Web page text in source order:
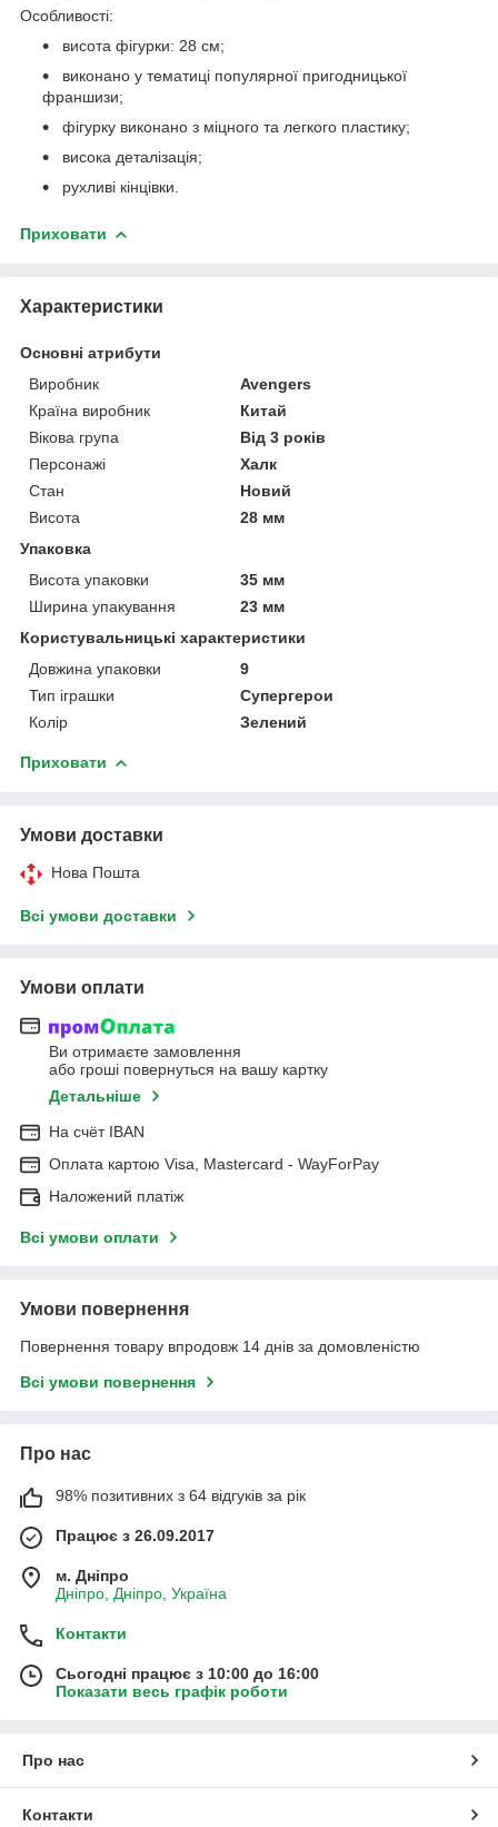
Особливості:
висота фігурки: 28 см;
виконано у тематиці популярної пригодницької
франшизи;
фігурку виконано з міцного та легкого пластику;
висока деталізація;
рухливі кінцівки.
Приховати
Характеристики
Основні атрибути
Виробник
Avengers
Країна виробник
Китай
Вікова група
Від 3 років
Персонажі
Халк
Стан
Новий
Висота
28 мм
Упаковка
Висота упаковки
35 мм
Ширина упакування
23 мм
Користувальницькі характеристики
Довжина упаковки
9
Тип іграшки
Супергерои
Колір
Зелений
Приховати
Умови доставки
Нова Пошта
Всі умови доставки
Умови оплати
Ви отримаєте замовлення
або гроші повернуться на вашу картку
Детальніше
На cчёт IBAN
Оплата картою Visa, Mastercard - WayForPay
Наложений платіж
Всі умови оплати
Умови повернення
Повернення товару впродовж 14 днів за домовленістю
Всі умови повернення
Про нас
98% позитивних з 64 відгуків за рік
Працює з 26.09.2017
м. Дніпро
Дніпро, Дніпро, Україна
Контакти
Сьогодні працює з 10:00 до 16:00
Показати весь графік роботи
Про нас
Контакти